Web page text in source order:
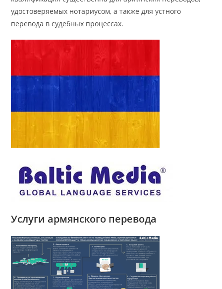
удостоверяемых нотариусом, а также для устного
перевода в судебных процессах.
Услуги армянского перевода